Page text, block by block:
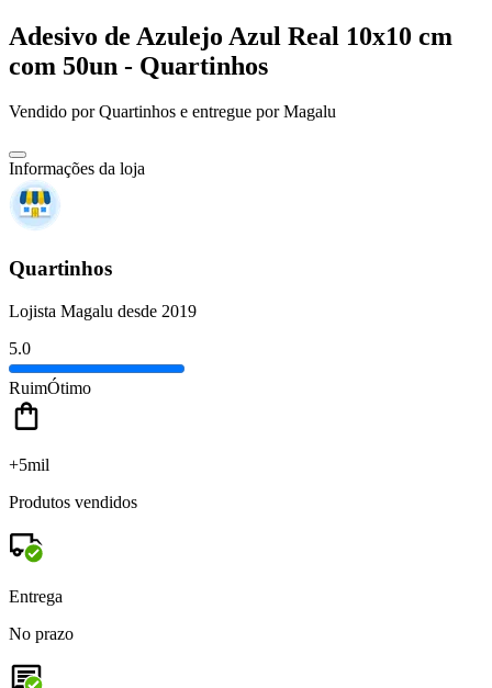
Adesivo de Azulejo Azul Real 10x10 cm
com 50un - Quartinhos
Vendido porQuartinhos e entregue por Magalu
Informações da loja
Quartinhos
Lojista Magalu desde 2019
5.0
RuimÓtimo
+5mil
Produtos vendidos
Entrega
No prazo